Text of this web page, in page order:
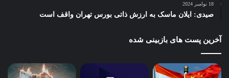
18 نوامبر 2024
صیدی: ایلان ماسک به ارزش ذاتی بورس تهران واقف است
آخرین پست های بازبینی شده